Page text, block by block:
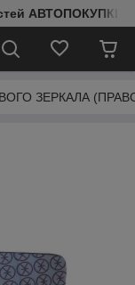
АВТОПОКУПКИ
ЗЕРКАЛА